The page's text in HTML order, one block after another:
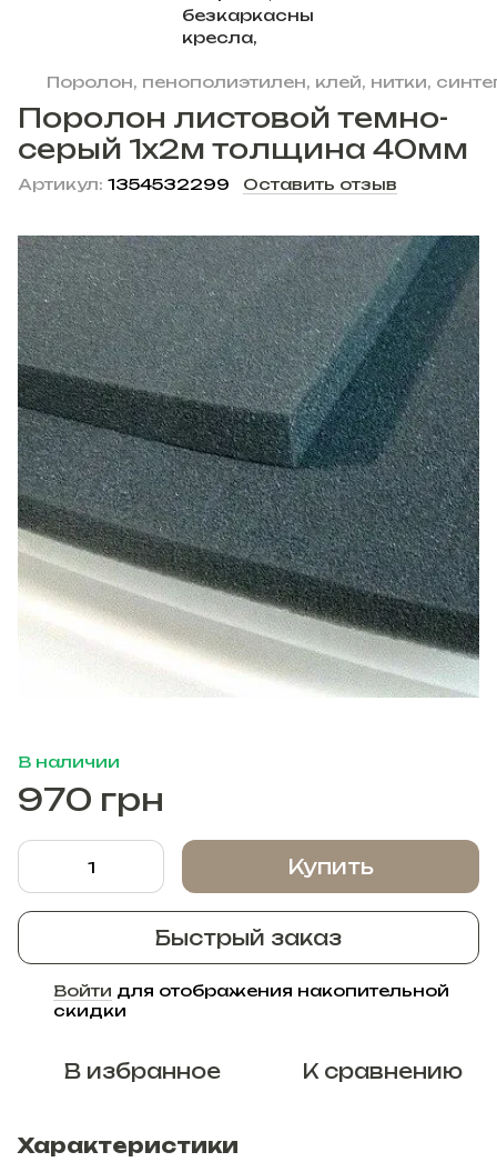
Поролон, пенополиэтилен, клей, нитки,
Поролон листовой темно-
серый 1х2м толщина 40мм
Артикул: 1354532299 Оставить отзыв
В наличии
970 грн
Купить
Быстрый заказ
Войти для отображения накопительной
скидки
В избранное К сравнению
Характеристики